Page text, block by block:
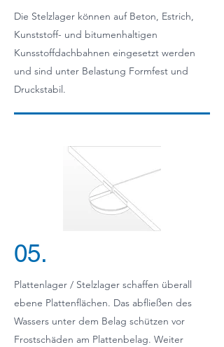
Die Stelzlager können auf Beton, Estrich,
Kunststoff- und bitumenhaltigen
Kunsstoffdachbahnen eingesetzt werden
und sind unter Belastung Formfest und
Druckstabil.
05.
Plattenlager / Stelzlager schaffen überall
ebene Plattenflächen. Das abfließen des
Wassers unter dem Belag schützen vor
Frostschäden am Plattenbelag. Weiter